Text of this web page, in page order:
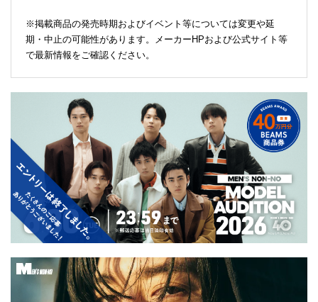
※掲載商品の発売時期およびイベント等については変更や延
期・中止の可能性があります。メーカーHPおよび公式サイト等
で最新情報をご確認ください。